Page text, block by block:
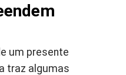
um presente
traz algumas